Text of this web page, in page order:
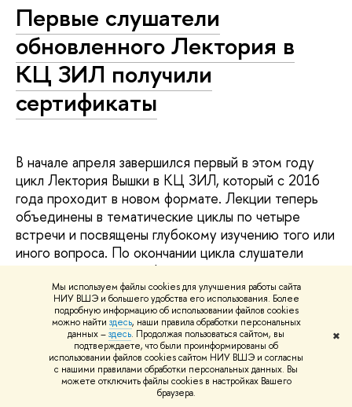
Мы используем файлы cookies для улучшения работы сайта
НИУ ВШЭ и большего удобства его использования. Более
подробную информацию об использовании файлов cookies
можно найти здесь, наши правила обработки персональных
данных –здесь. Продолжая пользоваться сайтом, вы
подтверждаете, что были проинформированы об
использовании файлов cookies сайтом НИУ ВШЭ и согласны
с нашими правилами обработки персональных данных. Вы
можете отключить файлы cookies в настройках Вашего
браузера.
✖
Первые слушатели
обновленного Лектория в
КЦ ЗИЛ получили
сертификаты
В начале апреля завершился первый в этом году
цикл Лектория Вышки в КЦ ЗИЛ, который с 2016
года проходит в новом формате. Лекции теперь
объединены в тематические циклы по четыре
встречи и посвящены глубокому изучению того или
иного вопроса. По окончании цикла слушатели
могут получить сертификаты.
Свободное общение
лектории
Университет, открытый городу
8 апреля, 2016 г.
У добрых дел есть «теплое